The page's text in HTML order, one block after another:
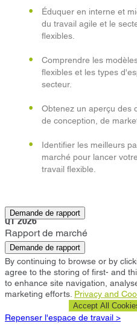
Éduquer en interne et
du travail agile et le
flexibles.
Comprendre les
flexibles et les types
secteur.
Obtenez un aperçu des
de conception, de
Identifier les meilleurs
marché pour lancer
travail flexible.
Demande de rapport
Richmond
Q1 2026
Rapport de marché
Demande de rapport
By continuing to browse or by
agree to the storing of first- and
to enhance site navigation,
marketing efforts. Privacy and
Accept All
Repenser l'espace de travail >